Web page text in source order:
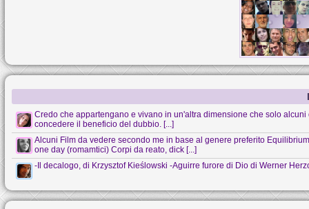
Credo che appartengano e vivano in un'altra dimensione che solo
concedere il beneficio del dubbio. [...]
Alcuni Film da vedere secondo me in base al genere preferito
one day (romamtici) Corpi da reato, dick [...]
-Il decalogo, di Krzysztof Kieślowski -Aguirre furore di Dio di Werner